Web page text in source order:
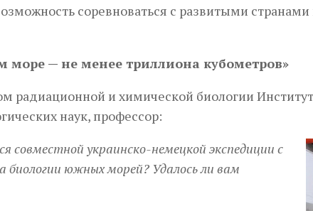
соревноваться с развитыми странами
море — не менее триллиона кубометров»
радиационной и химической биологии
наук, профессор:
совместной украинско-немецкой экспедиции с
южных морей? Удалось ли вам